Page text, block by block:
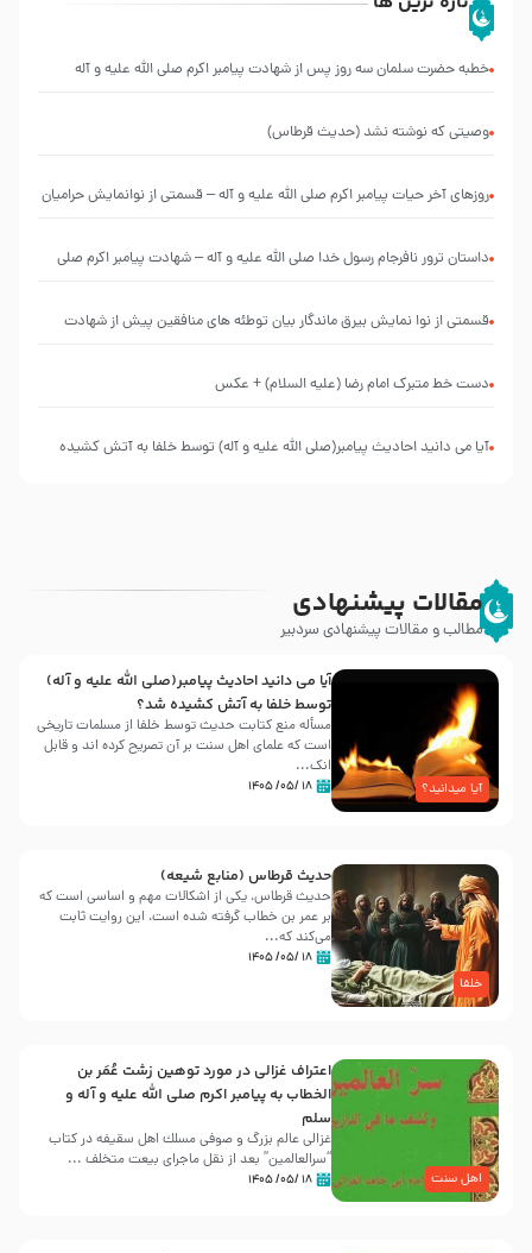
خطبه حضرت سلمان سه روز پس از شهادت پیامبر اکرم صلی الله علیه و آله
وصیتی که نوشته نشد (حدیث قرطاس)
روزهای آخر حیات پیامبر اکرم صلی الله علیه و آله – قسمتی از نوانمایش حرامیان
‌‌‌‌‌‌‌داستان ترور نافرجام رسول خدا صلی الله علیه و آله – شهادت پیامبر اکرم صلی
قسمتی از نوا نمایش بیرق ماندگار بیان توطئه های منافقین پیش از شهادت
دست خط متبرک امام رضا (علیه السلام) + عکس
آیا می دانید احادیث پیامبر(صلی الله علیه و آله) توسط خلفا به آتش کشیده
مقالات پیشنهادی
مطالب و مقالات پیشنهادی سردبیر
آیا میدانید؟
آیا می دانید احادیث پیامبر(صلی الله علیه و آله)
توسط خلفا به آتش کشیده شد؟
مسأله منع کتابت حدیث توسط خلفا از مسلمات تاریخی
است که علمای اهل سنت بر آن تصریح کرده اند و قابل
انک...
۱۸ /۰۵/ ۱۴۰۵
خلفا
حدیث قرطاس (منابع شیعه)
حدیث قرطاس، یکی از اشکالات مهم و اساسی است که
بر عمر بن خطاب گرفته شده است، این روایت ثابت
می‌کند که...
۱۸ /۰۵/ ۱۴۰۵
اهل سنت
اعتراف غزالی در مورد توهین زشت عُمَر بن
الخطاب به پیامبر اکرم صلی الله علیه و آله و
سلم
غزالی عالم بزرگ و صوفی مسلك اهل سقيفه در کتاب
“سرالعالمین” بعد از نقل ماجرای بیعت متخلف ...
۱۸ /۰۵/ ۱۴۰۵